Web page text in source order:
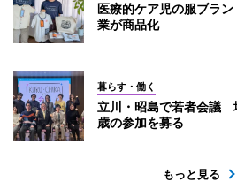
医療的ケア児の服ブラ
業が商品化
暮らす・働く
立川・昭島で若者会議
歳の参加を募る
もっと見る